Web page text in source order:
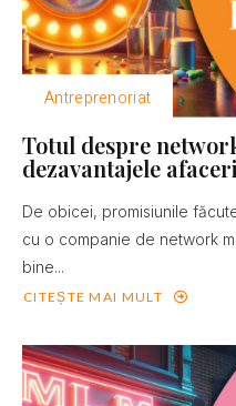
Antreprenoriat
Totul despre
dezavantajele
De obicei, promisiunile
cu o companie de network
bine...
CITEȘTE MAI MULT